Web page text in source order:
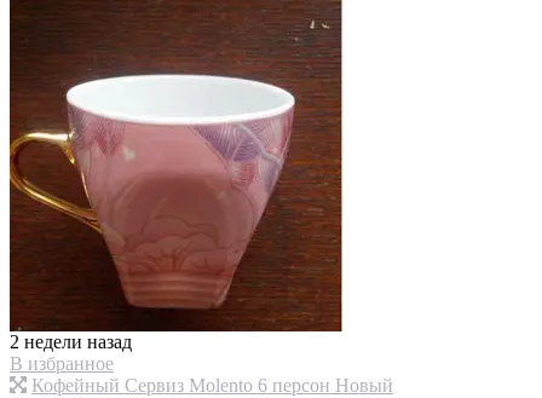
2 недели назад
В избранное
Кофейный Сервиз Molento 6 персон Новый